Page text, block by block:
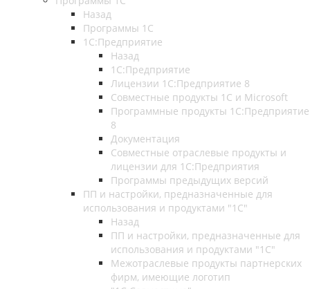
Назад
Программы 1С
1С:Предприятие
Назад
1С:Предприятие
Лицензии 1С:Предприятие 8
Совместные продукты 1С и Microsoft
Программные продукты 1С:Предприятие
8
Документация
Совместные отраслевые продукты и
лицензии для 1С:Предприятия
Программы предыдущих версий
ПП и настройки, предназначенные для
использования и продуктами "1С"
Назад
ПП и настройки, предназначенные для
использования и продуктами "1С"
Межотраслевые продукты партнерских
фирм, имеющие логотип